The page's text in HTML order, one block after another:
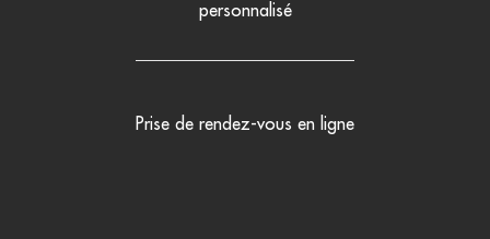
personnalisé
Prise de rendez-vous en ligne